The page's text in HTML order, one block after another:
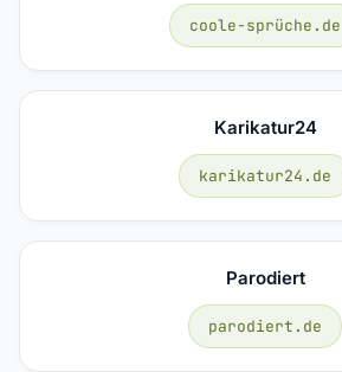
coole-sprüche.de
Karikatur24
karikatur24.de
Parodiert
parodiert.de